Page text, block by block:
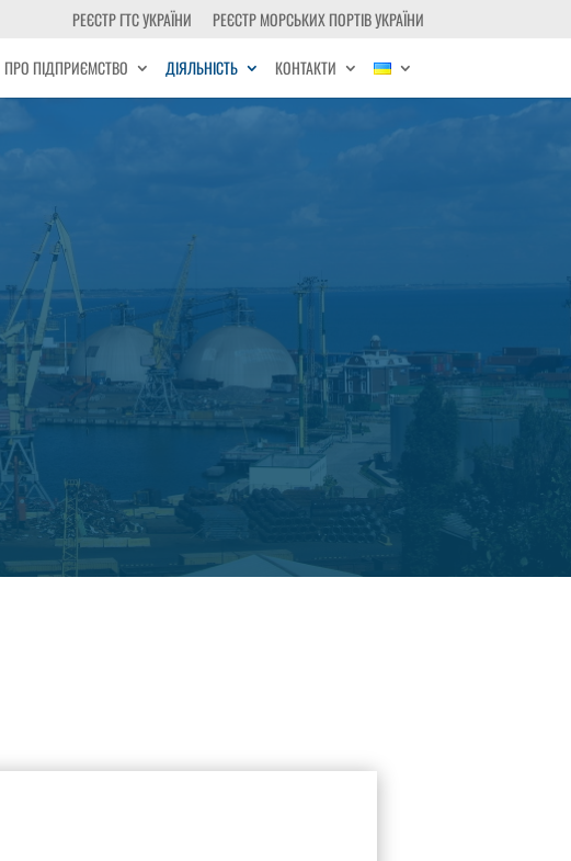
РЕЄСТР ГТС УКРАЇНИ РЕЄСТР МОРСЬКИХ ПОРТІВ УКРАЇНИ
ПРО ПІДПРИЄМСТВО ДІЯЛЬНІСТЬ КОНТАКТИ